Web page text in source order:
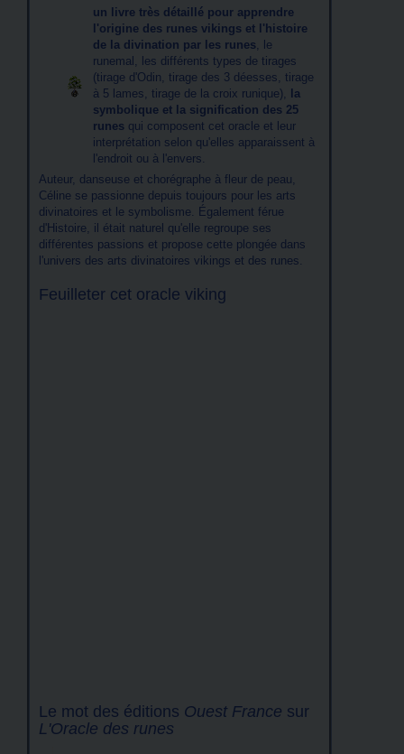
un livre très détaillé pour apprendre
l'origine des runes vikings et l'histoire
de la divination par les runes, le
runemal, les différents types de tirages
(tirage d'Odin, tirage des 3 déesses, tirage
à 5 lames, tirage de la croix runique),
la
symbolique et la signification des 25
runes qui composent cet oracle et leur
interprétation selon qu'elles apparaissent à
l'endroit ou à l'envers.
Auteur, danseuse et chorégraphe à fleur de peau,
Céline se passionne depuis toujours pour les arts
divinatoires et le symbolisme. Également férue
d'Histoire, il était naturel qu'elle regroupe ses
différentes passions et propose cette plongée dans
l'univers des arts divinatoires vikings et des runes.
Feuilleter cet oracle viking
Le mot des éditions Ouest France sur
L'Oracle des runes